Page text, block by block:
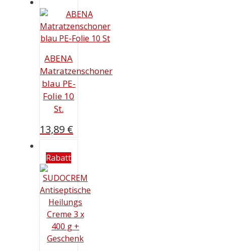
23,89 €
17,49 €.
ABENA
Matratzenschoner
blau PE-
Folie 10
St.
13,89 €
Rabatt